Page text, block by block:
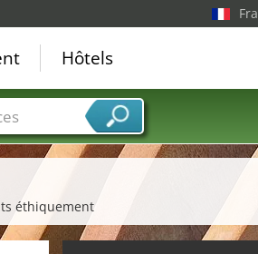
éthiquement
Hôtels